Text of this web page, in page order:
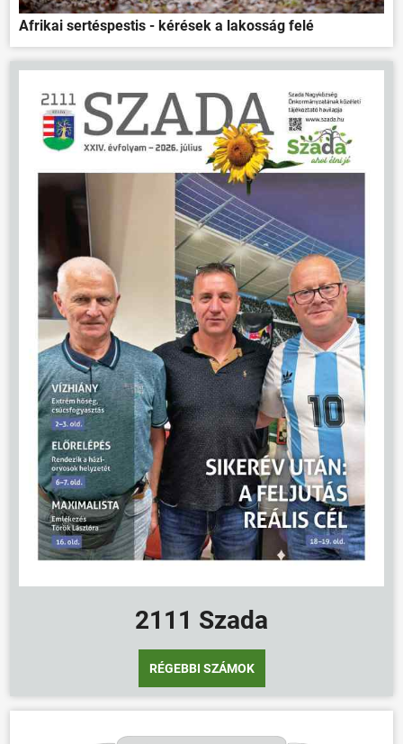
ÖNKORMÁNYZAT
ÜGYINTÉZÉS
KÖZÖSSÉG
HÍREK
VÁLASZTÁSOK
Afrikai sertéspestis - kérések a lakosság felé
2111 Szada
RÉGEBBI SZÁMOK